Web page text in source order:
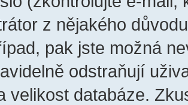
z nějakého
pak jste možná
odstraňují
velikost databáze.